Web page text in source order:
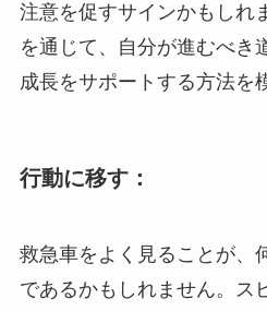
注意を促すサインかもしれ
を通じて、自分が進むべき
成長をサポートする方法を
行動に移す：
救急車をよく見ることが、
であるかもしれません。ス